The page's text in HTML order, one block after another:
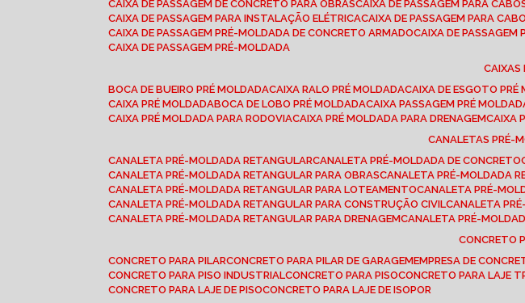
CAIXA DE PASSAGEM DE CONCRETO PARA OBRAS CAIXA DE PASSAGEM PARA
CAIXA DE PASSAGEM PARA INSTALAÇÃO ELÉTRICA CAIXA DE PASSAGEM PARA
CAIXA DE PASSAGEM PRÉ-MOLDADA DE CONCRETO ARMADO CAIXA DE
CAIXA DE PASSAGEM PRÉ-MOLDADA
BOCA DE BUEIRO PRÉ MOLDADA CAIXA RALO PRÉ MOLDADA CAIXA DE ESGOTO
CAIXA PRÉ MOLDADA BOCA DE LOBO PRÉ MOLDADA CAIXA PASSAGEM PRÉ
CAIXA PRÉ MOLDADA PARA RODOVIA CAIXA PRÉ MOLDADA PARA DRENAGEM CAIXA
CANALETAS PRÉ-
CANALETA PRÉ-MOLDADA RETANGULAR CANALETA PRÉ-MOLDADA DE CONCRETO
CANALETA PRÉ-MOLDADA RETANGULAR PARA OBRAS CANALETA PRÉ-MOLDADA
CANALETA PRÉ-MOLDADA RETANGULAR PARA LOTEAMENTO CANALETA PRÉ-
CANALETA PRÉ-MOLDADA RETANGULAR PARA CONSTRUÇÃO CIVIL CANALETA
CANALETA PRÉ-MOLDADA RETANGULAR PARA DRENAGEM CANALETA PRÉ-
CONCRETO
CONCRETO PARA PILAR CONCRETO PARA PILAR DE GARAGEM EMPRESA DE
CONCRETO PARA PISO INDUSTRIAL CONCRETO PARA PISO CONCRETO PARA LAJE
CONCRETO PARA LAJE DE PISO CONCRETO PARA LAJE DE ISOPOR